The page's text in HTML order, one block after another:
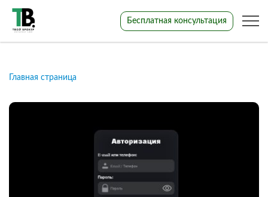
Бесплатная консультация
Главная страница